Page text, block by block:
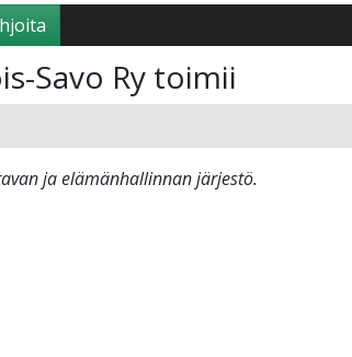
Savo Ry toimii
ja elämänhallinnan järjestö.